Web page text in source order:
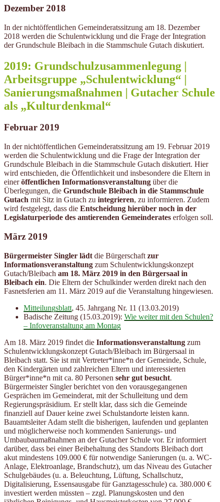
Dezember 2018
In der nichtöffentlichen Gemeinderatssitzung am 18. Dezember
2018 werden die Schulentwicklung und die Frage der Integration
der Grundschule Bleibach in die Stammschule Gutach diskutiert.
2019: Grundschulzusammenlegung |
Arbeitsgruppe „Schulentwicklung“ |
Sanierungsmaßnahmen | Gutacher Schule
als „Kulturdenkmal“
Februar 2019
In der nichtöffentlichen Gemeinderatssitzung am 19. Februar 2019
werden die Schulentwicklung und die Frage der Integration der
Grundschule Bleibach in die Stammschule Gutach diskutiert. Hier
wird entschieden, die Öffentlichkeit und insbesondere die Eltern in
eineröffentlichen Informationsveranstaltung über die
Überlegungen, die Grundschule Bleibach in die Stammschule
Gutach mit Sitz in Gutach zu integrieren, zu informieren. Zudem
wird festgelegt, dass die Entscheidung hierüber noch in der
Legislaturperiode des amtierenden Gemeinderates erfolgen soll.
März 2019
Bürgermeister Singler lädt die Bürgerschaft zur
Informationsveranstaltung zum Schulentwicklungskonzept
Gutach/Bleibach am 18. März 2019 in den Bürgersaal in
Bleibach ein. Die Eltern der Schulkinder werden direkt nach den
Fasnetsferien am 11. März 2019 auf die Veranstaltung hingewiesen.
Mitteilungsblatt, 45. Jahrgang Nr. 11 (13.03.2019)
Badische Zeitung (15.03.2019): Wie weiter mit den Schulen?
– Infoveranstaltung am Montag
Am 18. März 2019 findet die Informationsveranstaltung zum
Schulentwicklungskonzept Gutach/Bleibach im Bürgersaal in
Bleibach statt. Sie ist mit Vertreter*inne*n der Gemeinde, Schule,
den Kindergärten und zahlreichen Eltern und interessierten
Bürger*inne*n mit ca. 80 Personen sehr gut besucht.
Bürgermeister Singler berichtet von den vorausgegangenen
Gesprächen im Gemeinderat, mit der Schulleitung und dem
Regierungspräsidium. Er stellt klar, dass sich die Gemeinde
finanziell auf Dauer keine zwei Schulstandorte leisten kann.
Bauamtsleiter Adam stellt die bisherigen, laufenden und geplanten
und möglicherweise noch kommenden Sanierungs- und
Umbaubaumaßnahmen an der Gutacher Schule vor. Er informiert
darüber, dass bei einer Beibehaltung des Standorts Bleibach dort
akut mindestens 109.000 € für notwendige Sanierungen (u. a. WC-
Anlage, Elektroanlage, Brandschutz), um das Niveau des Gutacher
Schulgebäudes (u. a. Beleuchtung, Lüftung, Schallschutz,
Digitalisierung, Essensausgabe für Ganztagesschule) ca. 380.000 €
investiert werden müssten – zzgl. Planungskosten und den